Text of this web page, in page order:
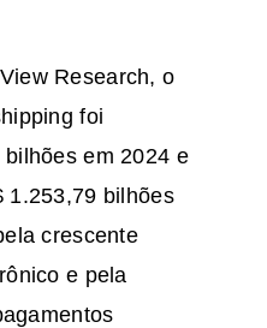
Research, o
foi
em 2024 e
1.253,79 bilhões
crescente
e pela